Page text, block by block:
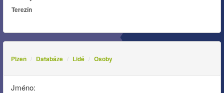
Terezín
Plzeň Databáze Lidé Osoby
Jméno: